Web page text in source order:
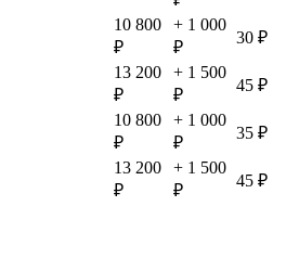
10 800
₽
+ 1 000
₽
30 ₽
13 200
₽
+ 1 500
₽
45 ₽
10 800
₽
+ 1 000
₽
35 ₽
13 200
₽
+ 1 500
₽
45 ₽